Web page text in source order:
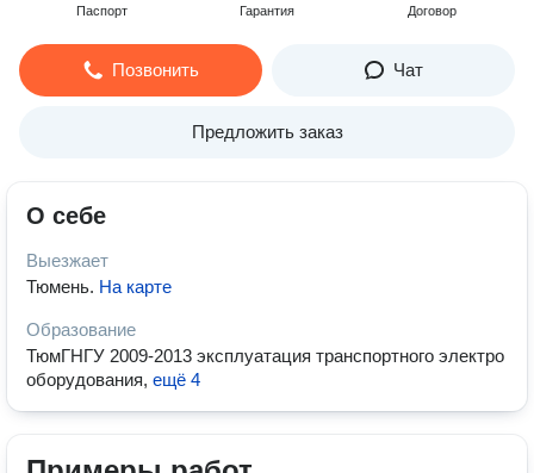
Паспорт Гарантия Договор
Позвонить Чат
Предложить заказ
О себе
Выезжает
Тюмень. На карте
Образование
ТюмГНГУ 2009-2013 эксплуатация транспортного электро
оборудования, ещё 4